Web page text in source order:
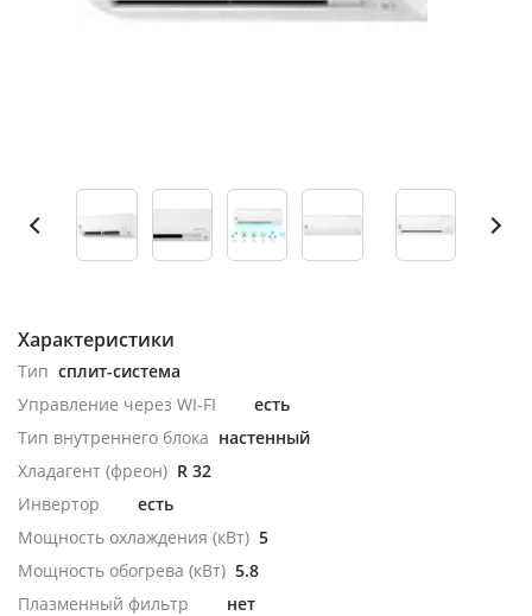
Характеристики
Тип сплит-система
Управление через WI-FI
есть
Тип внутреннего блока настенный
Хладагент (фреон) R 32
Инвертор
есть
Мощность охлаждения (кВт) 5
Мощность обогрева (кВт) 5.8
Плазменный фильтр
нет